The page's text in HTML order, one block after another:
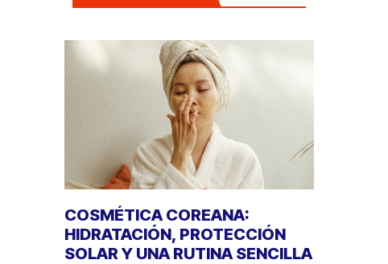
COSMÉTICA COREANA:
HIDRATACIÓN, PROTECCIÓN
SOLAR Y UNA RUTINA SENCILLA